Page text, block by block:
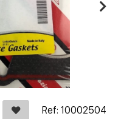
Ref: 10002504